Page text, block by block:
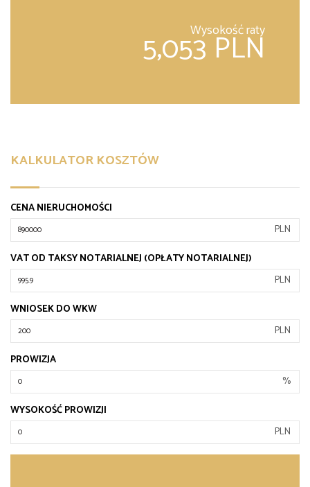
Wysokość raty
5,053 PLN
KALKULATOR KOSZTÓW
CENA NIERUCHOMOŚCI
PLN
VAT OD TAKSY NOTARIALNEJ (OPŁATY NOTARIALNEJ)
PLN
WNIOSEK DO WKW
PLN
PROWIZJA
%
WYSOKOŚĆ PROWIZJI
PLN